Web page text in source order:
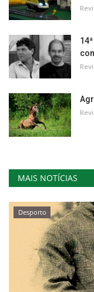
MAIS NOTÍCIAS
Desporto